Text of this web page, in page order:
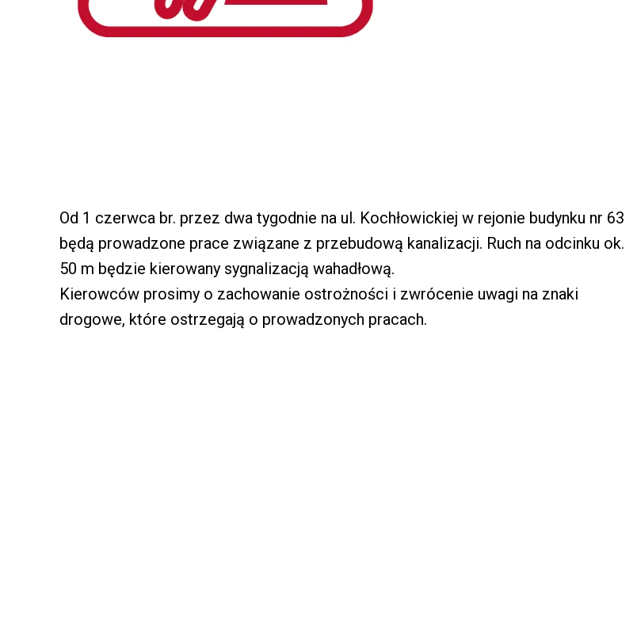
Od 1 czerwca br. przez dwa tygodnie na ul. Kochłowickiej w rejonie budynku nr 63
będą prowadzone prace związane z przebudową kanalizacji. Ruch na odcinku ok.
50 m będzie kierowany sygnalizacją wahadłową.
Kierowców prosimy o zachowanie ostrożności i zwrócenie uwagi na znaki
drogowe, które ostrzegają o prowadzonych pracach.